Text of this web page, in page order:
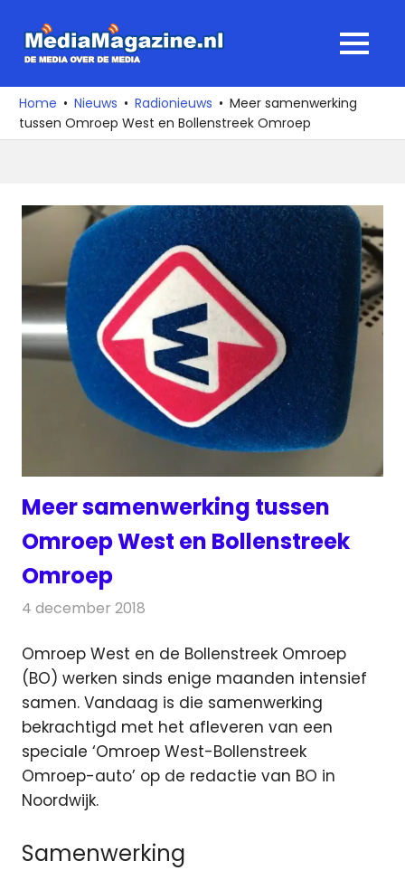
naar
media
over
de
MENU
Home Nieuws Radionieuws
Meer samenwerking
tussen Omroep West en Bollenstreek Omroep
Meer samenwerking tussen
Omroep West en Bollenstreek
Omroep
4 december 2018
Omroep West en de Bollenstreek Omroep
(BO) werken sinds enige maanden intensief
samen. Vandaag is die samenwerking
bekrachtigd met het afleveren van een
speciale ‘Omroep West-Bollenstreek
Omroep-auto’ op de redactie van BO in
Noordwijk.
Samenwerking